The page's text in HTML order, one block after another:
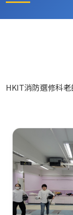
HKIT消防選修科